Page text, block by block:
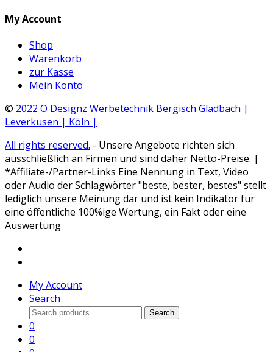
My Account
Shop
Warenkorb
zur Kasse
Mein Konto
© 2022 O Designz Werbetechnik Bergisch Gladbach |
Leverkusen | Köln |
All rights reserved. - Unsere Angebote richten sich
ausschließlich an Firmen und sind daher Netto-Preise. |
*Affiliate-/Partner-Links Eine Nennung in Text, Video
oder Audio der Schlagwörter "beste, bester, bestes" stellt
lediglich unsere Meinung dar und ist kein Indikator für
eine öffentliche 100%ige Wertung, ein Fakt oder eine
Auswertung
My Account
Search
Search
for:
Search
0
0